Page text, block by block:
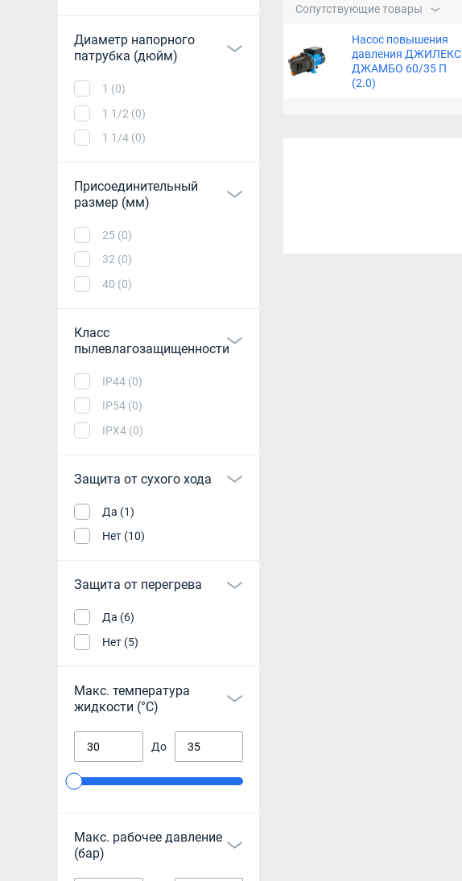
Диаметр напорного
патрубка (дюйм)
1 (0)
1 1/2 (0)
1 1/4 (0)
Присоединительный
размер (мм)
25 (0)
32 (0)
40 (0)
Класс
пылевлагозащищенности
IP44 (0)
IP54 (0)
IPX4 (0)
Защита от сухого хода
Да (1)
Нет (10)
Защита от перегрева
Да (6)
Нет (5)
Макс. температура
жидкости (°С)
До
Макс. рабочее давление
(бар)
Сопутствующие товары
Насос повышения
давления ДЖИЛЕКС
ДЖАМБО 60/35 П
(2.0)